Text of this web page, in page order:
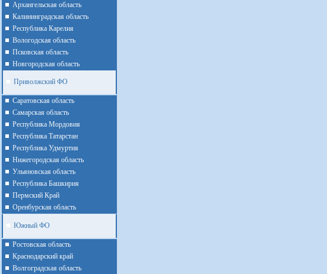
Архангельская область
Калининградская область
Республика Карелия
Вологодская область
Псковская область
Новгородская область
Приволжский ФО
Cаратовская область
Cамарская область
Республика Мордовия
Республика Татарстан
Республика Удмуртия
Нижегородская область
Ульяновская область
Республика Башкирия
Пермский Край
Оренбурская область
Южный ФО
Ростовская область
Краснодарский край
Волгоградская область